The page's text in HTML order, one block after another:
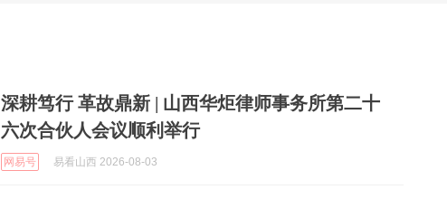
深耕笃行 革故鼎新 | 山西华炬律师事务所第二十
六次合伙人会议顺利举行
网易号 易看山西 2026-08-03